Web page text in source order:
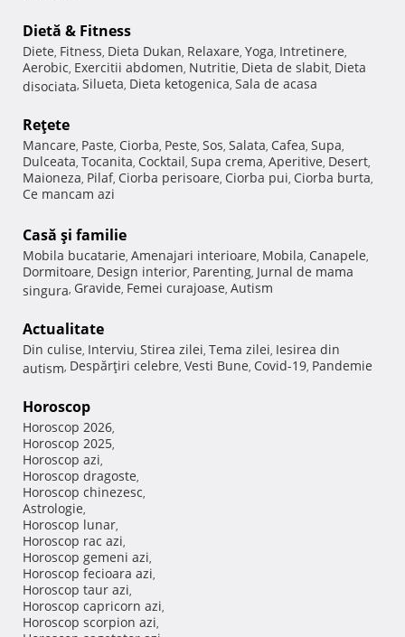
Dietă & Fitness
Diete, Fitness, Dieta Dukan, Relaxare, Yoga, Intretinere,
Aerobic, Exercitii abdomen, Nutritie, Dieta de slabit, Dieta
disociata, Silueta, Dieta ketogenica, Sala de acasa
Reţete
Mancare, Paste, Ciorba, Peste, Sos, Salata, Cafea, Supa,
Dulceata, Tocanita, Cocktail, Supa crema, Aperitive, Desert,
Maioneza, Pilaf, Ciorba perisoare, Ciorba pui, Ciorba burta,
Ce mancam azi
Casă şi familie
Mobila bucatarie, Amenajari interioare, Mobila, Canapele,
Dormitoare, Design interior, Parenting, Jurnal de mama
singura, Gravide, Femei curajoase, Autism
Actualitate
Din culise, Interviu, Stirea zilei, Tema zilei, Iesirea din
autism, Despărţiri celebre, Vesti Bune, Covid-19, Pandemie
Horoscop
Horoscop 2026,
Horoscop 2025,
Horoscop azi,
Horoscop dragoste,
Horoscop chinezesc,
Astrologie,
Horoscop lunar,
Horoscop rac azi,
Horoscop gemeni azi,
Horoscop fecioara azi,
Horoscop taur azi,
Horoscop capricorn azi,
Horoscop scorpion azi,